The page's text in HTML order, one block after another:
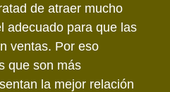
de atraer mucho
adecuado para que las
ventas. Por eso
que son más
la mejor relación